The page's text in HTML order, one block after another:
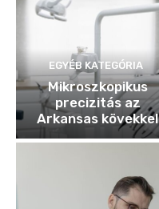
EGYÉB KATEGÓRIA
Mikroszkopikus
precizitás az
Arkansas kövekkel